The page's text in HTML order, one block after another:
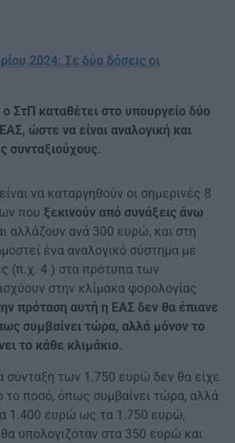
2024: Σε δύο δόσεις οι
ο ΣτΠ καταθέτει στο υπουργείο δύο
ώστε να είναι αναλογική και
συνταξιούχους.
να καταργηθούν οι σημερινές 8
που ξεκινούν από συνάξεις άνω
αλλάζουν ανά 300 ευρώ, και στη
ένα αναλογικό σύστημα με
(π.χ. 4 ) στα πρότυπα των
στην κλίμακα φορολογίας
πρόταση αυτή η ΕΑΣ δεν θα έπιανε
συμβαίνει τώρα, αλλά μόνον το
το κάθε κλιμάκιο.
σύνταξη των 1.750 ευρώ δεν θα είχε
το ποσό, όπως συμβαίνει τώρα, αλλά
1.400 ευρώ ως τα 1.750 ευρώ,
υπολογιζόταν στα 350 ευρώ και